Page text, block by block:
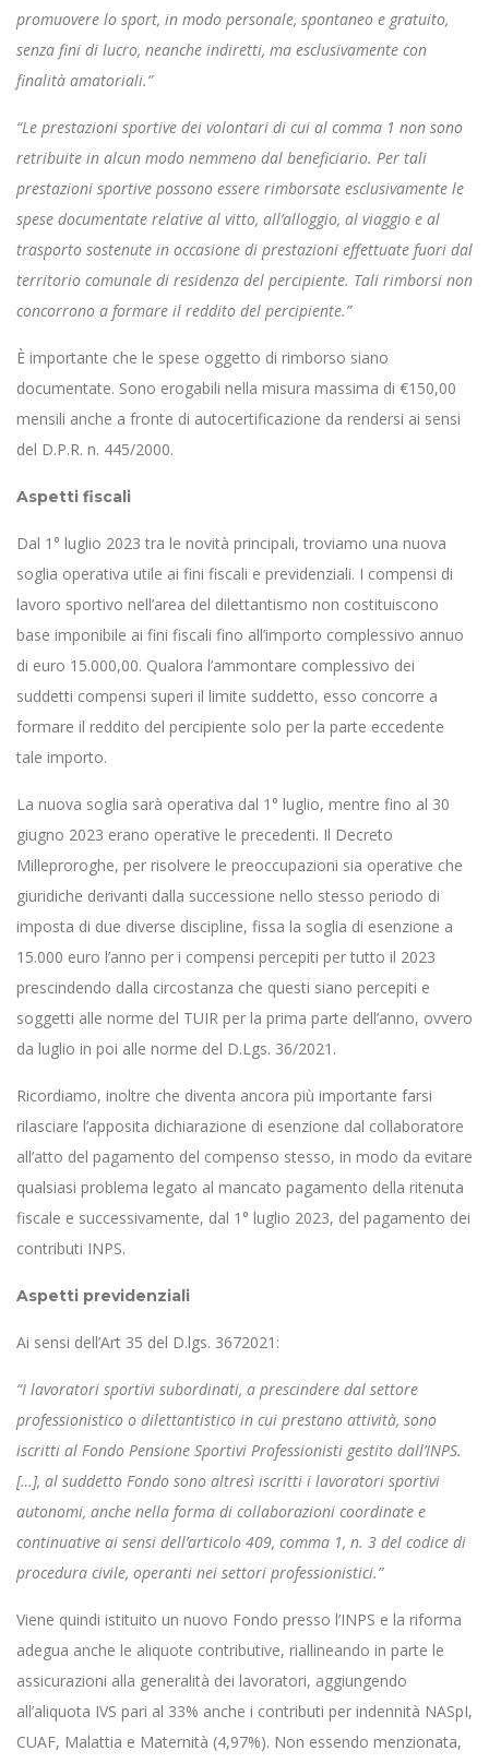
promuovere lo sport, in modo personale, spontaneo e gratuito,
senza fini di lucro, neanche indiretti, ma esclusivamente con
finalità amatoriali.”
“Le prestazioni sportive dei volontari di cui al comma 1 non sono
retribuite in alcun modo nemmeno dal beneficiario. Per tali
prestazioni sportive possono essere rimborsate esclusivamente le
spese documentate relative al vitto, all’alloggio, al viaggio e al
trasporto sostenute in occasione di prestazioni effettuate fuori dal
territorio comunale di residenza del percipiente. Tali rimborsi non
concorrono a formare il reddito del percipiente.”
È importante che le spese oggetto di rimborso siano
documentate. Sono erogabili nella misura massima di €150,00
mensili anche a fronte di autocertificazione da rendersi ai sensi
del D.P.R. n. 445/2000.
Aspetti fiscali
Dal 1° luglio 2023 tra le novità principali, troviamo una nuova
soglia operativa utile ai fini fiscali e previdenziali. I compensi di
lavoro sportivo nell’area del dilettantismo non costituiscono
base imponibile ai fini fiscali fino all’importo complessivo annuo
di euro 15.000,00. Qualora l’ammontare complessivo dei
suddetti compensi superi il limite suddetto, esso concorre a
formare il reddito del percipiente solo per la parte eccedente
tale importo.
La nuova soglia sarà operativa dal 1° luglio, mentre fino al 30
giugno 2023 erano operative le precedenti. Il Decreto
Milleproroghe, per risolvere le preoccupazioni sia operative che
giuridiche derivanti dalla successione nello stesso periodo di
imposta di due diverse discipline, fissa la soglia di esenzione a
15.000 euro l’anno per i compensi percepiti per tutto il 2023
prescindendo dalla circostanza che questi siano percepiti e
soggetti alle norme del TUIR per la prima parte dell’anno, ovvero
da luglio in poi alle norme del D.Lgs. 36/2021.
Ricordiamo, inoltre che diventa ancora più importante farsi
rilasciare l’apposita dichiarazione di esenzione dal collaboratore
all’atto del pagamento del compenso stesso, in modo da evitare
qualsiasi problema legato al mancato pagamento della ritenuta
fiscale e successivamente, dal 1° luglio 2023, del pagamento dei
contributi INPS.
Aspetti previdenziali
Ai sensi dell’Art 35 del D.lgs. 3672021:
“I lavoratori sportivi subordinati, a prescindere dal settore
professionistico o dilettantistico in cui prestano attività, sono
iscritti al Fondo Pensione Sportivi Professionisti gestito dall’INPS.
[…], al suddetto Fondo sono altresì iscritti i lavoratori sportivi
autonomi, anche nella forma di collaborazioni coordinate e
continuative ai sensi dell’articolo 409, comma 1, n. 3 del codice di
procedura civile, operanti nei settori professionistici.”
Viene quindi istituito un nuovo Fondo presso l’INPS e la riforma
adegua anche le aliquote contributive, riallineando in parte le
assicurazioni alla generalità dei lavoratori, aggiungendo
all’aliquota IVS pari al 33% anche i contributi per indennità NASpI,
CUAF, Malattia e Maternità (4,97%). Non essendo menzionata,